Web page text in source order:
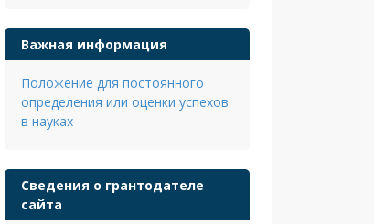
Важная информация
Положение для постоянного
определения или оценки успехов
в науках
Сведения о грантодателе
сайта